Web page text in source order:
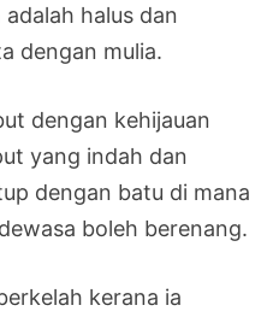
halus dan
dengan mulia.
dengan kehijauan
yang indah dan
dengan batu di mana
boleh berenang.
kerana ia